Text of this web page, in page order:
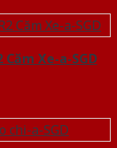
Căm Xe-a-SGD